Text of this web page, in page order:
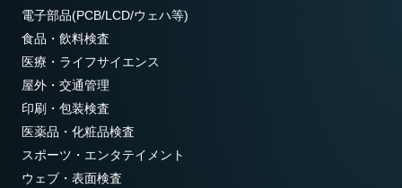
電子部品(PCB/LCD/ウェハ等)
食品・飲料検査
医療・ライフサイエンス
屋外・交通管理
印刷・包装検査
医薬品・化粧品検査
スポーツ・エンタテイメント
ウェブ・表面検査